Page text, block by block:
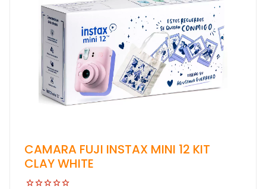
CAMARA FUJI INSTAX MINI 12 KIT
CLAY WHITE